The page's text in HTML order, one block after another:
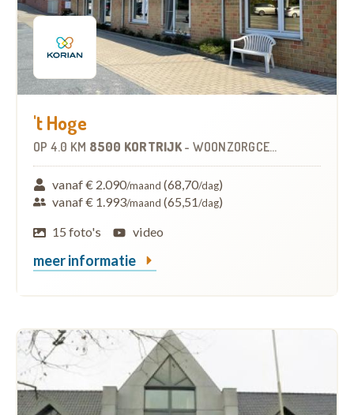
't Hoge
OP 4.0 KM 8500 KORTRIJK- WOONZORGCENTRUM (WZC)
vanaf € 2.090/maand (68,70/dag)
vanaf € 1.993/maand (65,51/dag)
15 foto's
video
meer informatie